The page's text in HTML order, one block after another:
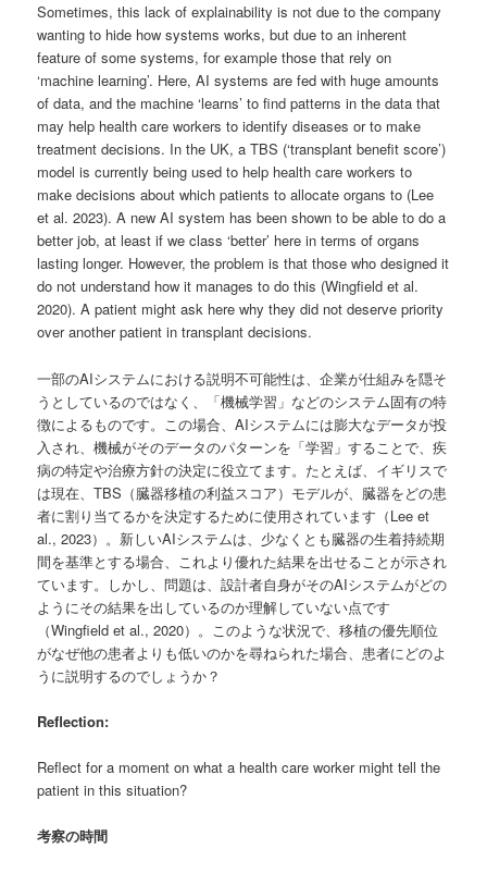
Sometimes, this lack of explainability is not due to the company
wanting to hide how systems works, but due to an inherent
feature of some systems, for example those that rely on
‘machine learning’. Here, AI systems are fed with huge amounts
of data, and the machine ‘learns’ to find patterns in the data that
may help health care workers to identify diseases or to make
treatment decisions. In the UK, a TBS (‘transplant benefit score’)
model is currently being used to help health care workers to
make decisions about which patients to allocate organs to (Lee
et al. 2023). A new AI system has been shown to be able to do a
better job, at least if we class ‘better’ here in terms of organs
lasting longer. However, the problem is that those who designed it
do not understand how it manages to do this (Wingfield et al.
2020). A patient might ask here why they did not deserve priority
over another patient in transplant decisions.
一部のAIシステムにおける説明不可能性は、企業が仕組みを隠そ
うとしているのではなく、「機械学習」などのシステム固有の特
徴によるものです。この場合、AIシステムには膨大なデータが投
入され、機械がそのデータのパターンを「学習」することで、疾
病の特定や治療方針の決定に役立てます。たとえば、イギリスで
は現在、TBS（臓器移植の利益スコア）モデルが、臓器をどの患
者に割り当てるかを決定するために使用されています（Lee et
al., 2023）。新しいAIシステムは、少なくとも臓器の生着持続期
間を基準とする場合、これより優れた結果を出せることが示され
ています。しかし、問題は、設計者自身がそのAIシステムがどの
ようにその結果を出しているのか理解していない点です
（Wingfield et al., 2020）。このような状況で、移植の優先順位
がなぜ他の患者よりも低いのかを尋ねられた場合、患者にどのよ
うに説明するのでしょうか？
Reflection:
Reflect for a moment on what a health care worker might tell the
patient in this situation?
考察の時間